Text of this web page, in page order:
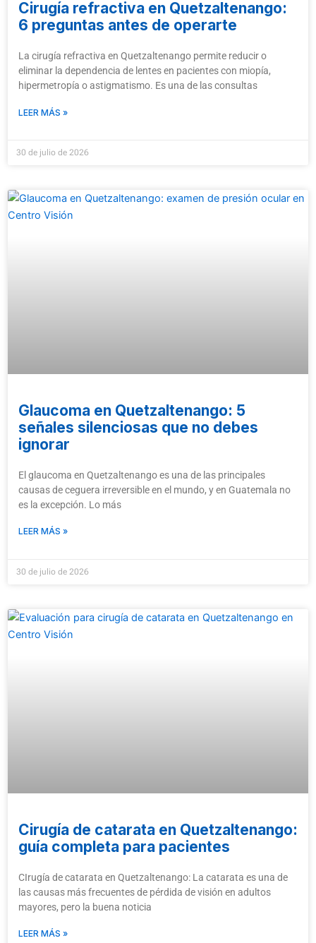
Cirugía refractiva en Quetzaltenango:
6 preguntas antes de operarte
La cirugía refractiva en Quetzaltenango permite reducir o
eliminar la dependencia de lentes en pacientes con miopía,
hipermetropía o astigmatismo. Es una de las consultas
LEER MÁS »
30 de julio de 2026
Glaucoma en Quetzaltenango: 5
señales silenciosas que no debes
ignorar
El glaucoma en Quetzaltenango es una de las principales
causas de ceguera irreversible en el mundo, y en Guatemala no
es la excepción. Lo más
LEER MÁS »
30 de julio de 2026
Cirugía de catarata en Quetzaltenango:
guía completa para pacientes
CIrugía de catarata en Quetzaltenango: La catarata es una de
las causas más frecuentes de pérdida de visión en adultos
mayores, pero la buena noticia
LEER MÁS »